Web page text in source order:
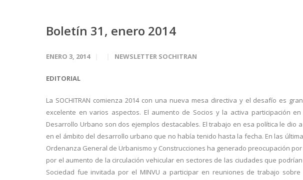
Boletín 31, enero 2014
ENERO 3, 2014 NEWSLETTER SOCHITRAN
EDITORIAL
La SOCHITRAN comienza 2014 con una nueva mesa directiva y el desafío es
excelente en varios aspectos. El aumento de Socios y la activa participación
Desarrollo Urbano son dos ejemplos destacables. El trabajo en esa política le dio
en el ámbito del desarrollo urbano que no había tenido hasta la fecha. En las
Ordenanza General de Urbanismo y Construcciones ha generado preocupación
por el aumento de la circulación vehicular en sectores de las ciudades que
Sociedad fue invitada por el MINVU a participar en reuniones de trabajo